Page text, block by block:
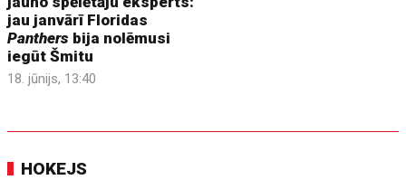
jau janvārī Floridas
Panthers bija nolēmusi
iegūt Šmitu
18. jūnijs, 13:40
HOKEJS